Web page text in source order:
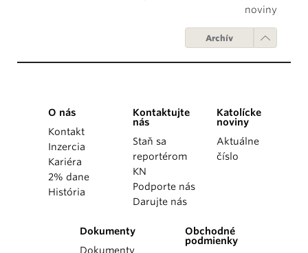
noviny
Archív
O nás
Kontakt
Inzercia
Kariéra
2% dane
História
Kontaktujte
nás
Staň sa
reportérom
KN
Podporte nás
Darujte nás
Katolícke
noviny
Aktuálne
číslo
Dokumenty
Dokumenty
Obchodné
podmienky